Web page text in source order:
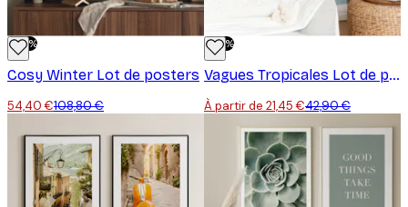
-50%
Cosy Winter Lot de posters
54,40 €108,80 €
-50%
Vagues Tropicales Lot de posters
À partir de 21,45 €42,90 €